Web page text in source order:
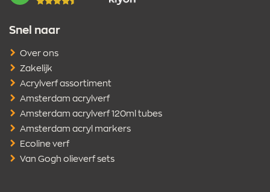
Snel naar
Over ons
Zakelijk
Acrylverf assortiment
Amsterdam acrylverf
Amsterdam acrylverf 120ml tubes
Amsterdam acryl markers
Ecoline verf
Van Gogh olieverf sets